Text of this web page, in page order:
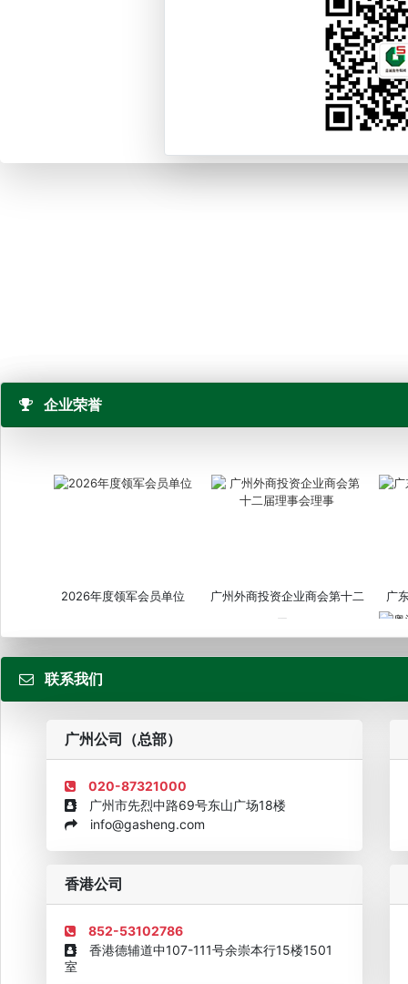
企业荣誉
2026年度领军会员单位
广州外商投资企业商会第十二
届...
广
企业诚信AAAAA奖牌2015 欧美澳最具价值品牌移民机构
联系我们
广州公司（总部）
020-87321000
广州市先烈中路69号东山广场18楼
info@gasheng.com
香港公司
852-53102786
香港德辅道中107-111号余崇本行15楼1501
室